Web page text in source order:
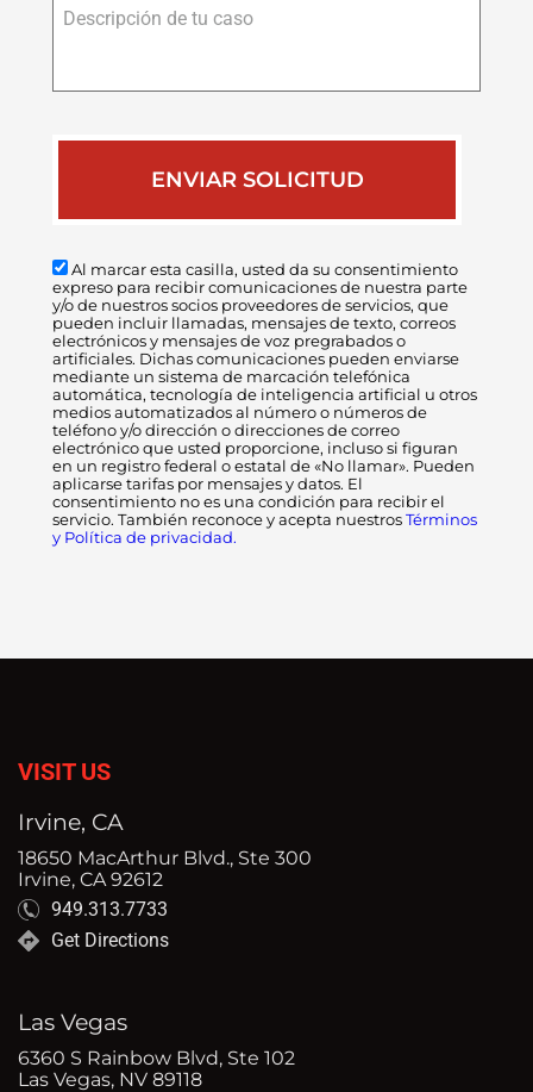
Al marcar esta casilla, usted da su consentimiento
expreso para recibir comunicaciones de nuestra parte
y/o de nuestros socios proveedores de servicios, que
pueden incluir llamadas, mensajes de texto, correos
electrónicos y mensajes de voz pregrabados o
artificiales. Dichas comunicaciones pueden enviarse
mediante un sistema de marcación telefónica
automática, tecnología de inteligencia artificial u otros
medios automatizados al número o números de
teléfono y/o dirección o direcciones de correo
electrónico que usted proporcione, incluso si figuran
en un registro federal o estatal de «No llamar». Pueden
aplicarse tarifas por mensajes y datos. El
consentimiento no es una condición para recibir el
servicio. También reconoce y acepta nuestros Términos
y Política de privacidad.
VISIT US
Irvine, CA
18650 MacArthur Blvd., Ste 300
Irvine, CA 92612
949.313.7733
Get Directions
Las Vegas
6360 S Rainbow Blvd, Ste 102
Las Vegas, NV 89118